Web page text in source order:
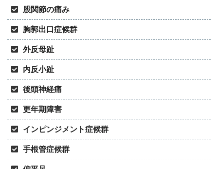
股関節の痛み
胸郭出口症候群
外反母趾
内反小趾
後頭神経痛
更年期障害
インピンジメント症候群
手根管症候群